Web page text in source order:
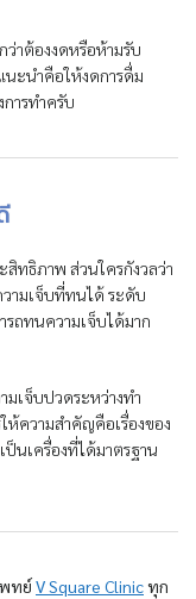
ว่าต้องงดหรือห้ามรับ
ะนำคือให้งดการดื่ม
ารทำครับ
ทธิภาพ ส่วนใครกังวลว่า
ามเจ็บที่ทนได้ ระดับ
ถทนความเจ็บได้มาก
เจ็บปวดระหว่างทำ
ห้ความสำคัญคือเรื่องของ
นเครื่องที่ได้มาตรฐาน
ทย์V Square Clinicทุก